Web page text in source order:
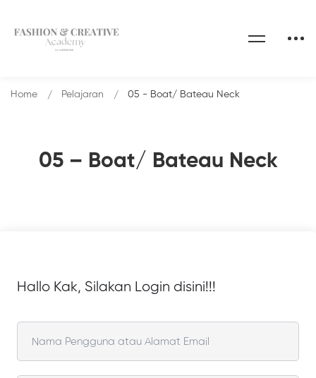
05 – Boat/ Bateau Neck
Home Pelajaran 05 - Boat/ Bateau Neck
Hallo Kak, Silakan Login disini!!!